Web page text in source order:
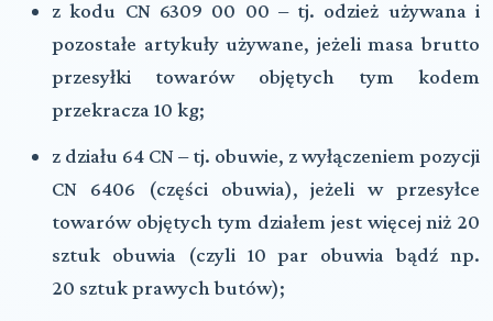
z kodu CN 6309 00 00 – tj. odzież używana i
pozostałe artykuły używane, jeżeli masa brutto
przesyłki towarów objętych tym kodem
przekracza 10 kg;
z działu 64 CN – tj. obuwie, z wyłączeniem pozycji
CN 6406 (części obuwia), jeżeli w przesyłce
towarów objętych tym działem jest więcej niż 20
sztuk obuwia (czyli 10 par obuwia bądź np.
20 sztuk prawych butów);